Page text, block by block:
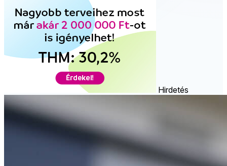
Hirdetés